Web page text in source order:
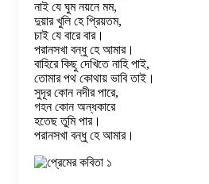
নাই যে ঘুম নয়নে মম,
দুয়ার খুলি হে প্রিয়তম,
চাই যে বারে বার।
পরানসখা বন্ধু হে আমার।
বাহিরে কিছু দেখিতে নাহি পাই,
তোমার পথ কোথায় ভাবি তাই।
সুদূর কোন নদীর পারে,
গহন কোন অন্ধকারে
হতেছ তুমি পার।
পরানসখা বন্ধু হে আমার।